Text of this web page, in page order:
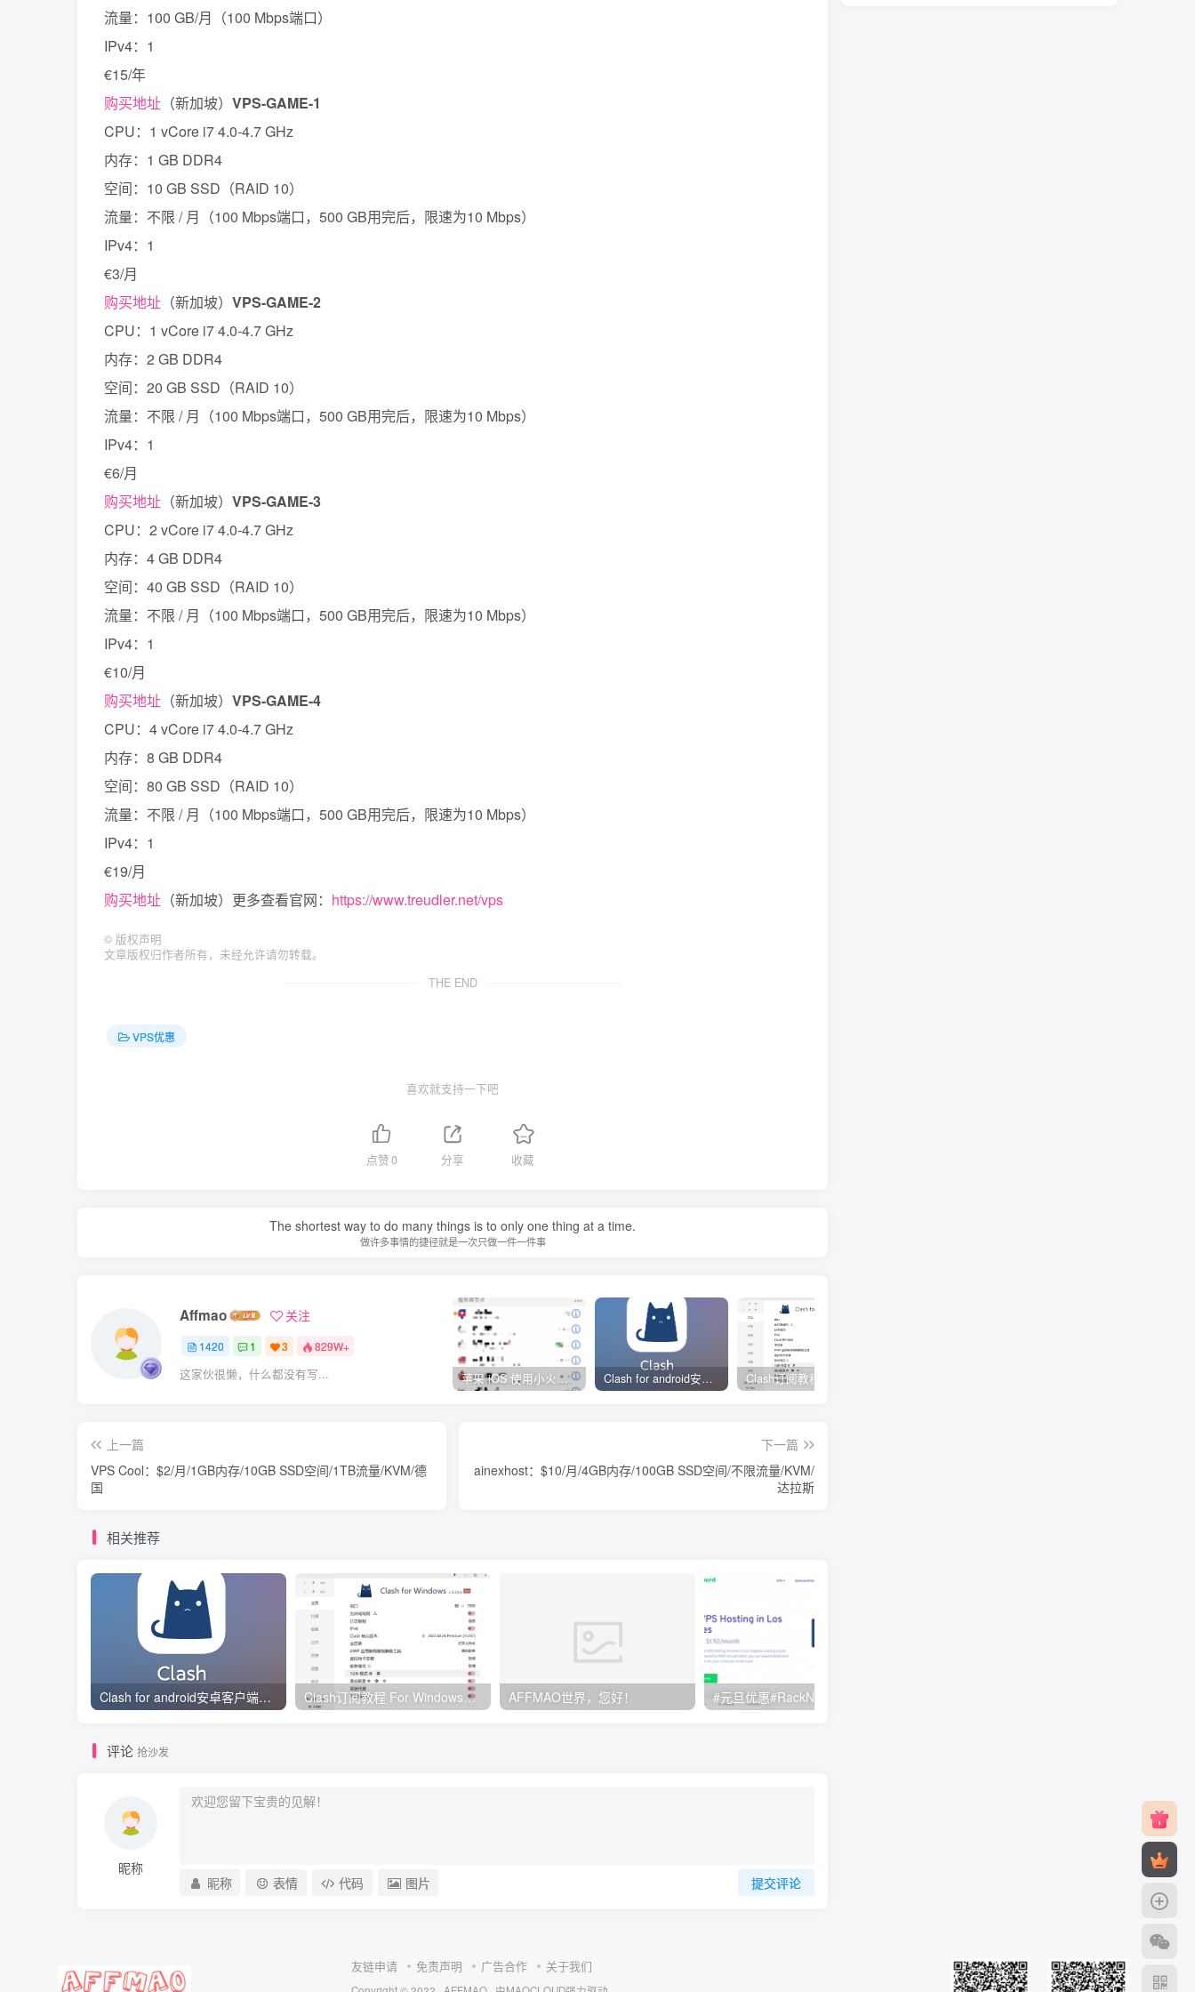
流量：100 GB/月（100 Mbps端口）
IPv4：1
€15/年
购买地址 （新加坡） VPS-GAME-1
CPU：1 vCore i7 4.0-4.7 GHz
内存：1 GB DDR4
空间：10 GB SSD（RAID 10）
流量：不限 / 月（100 Mbps端口，500 GB用完后，限速为10 Mbps）
IPv4：1
€3/月
购买地址 （新加坡） VPS-GAME-2
CPU：1 vCore i7 4.0-4.7 GHz
内存：2 GB DDR4
空间：20 GB SSD（RAID 10）
流量：不限 / 月（100 Mbps端口，500 GB用完后，限速为10 Mbps）
IPv4：1
€6/月
购买地址 （新加坡） VPS-GAME-3
CPU：2 vCore i7 4.0-4.7 GHz
内存：4 GB DDR4
空间：40 GB SSD（RAID 10）
流量：不限 / 月（100 Mbps端口，500 GB用完后，限速为10 Mbps）
IPv4：1
€10/月
购买地址 （新加坡） VPS-GAME-4
CPU：4 vCore i7 4.0-4.7 GHz
内存：8 GB DDR4
空间：80 GB SSD（RAID 10）
流量：不限 / 月（100 Mbps端口，500 GB用完后，限速为10 Mbps）
IPv4：1
€19/月
购买地址 （新加坡）更多查看官网： https://www.treudler.net/vps
© 版权声明
文章版权归作者所有，未经允许请勿转载。
THE END
VPS优惠
喜欢就支持一下吧
点赞0 分享 收藏
The shortest way to do many things is to only one thing at a time.
做许多事情的捷径就是一次只做一件一件事
Affmao 关注
1420 1 3 829W+
这家伙很懒，什么都没有写... 苹果 iOS 使用小火箭(shadowrocket)新手教程 Clash for android安卓客户端保姆级新手使用教程
上一篇
VPS Cool：$2/月/1GB内存/10GB SSD空间/1TB流量/KVM/德
国
下一篇
ainexhost：$10/月/4GB内存/100GB SSD空间/不限流量/KVM/
达拉斯
相关推荐
Clash for android安卓客户端保姆级新手使用教程 Clash订阅教程 For Windows中文使用图文教程 AFFMAO世界，您好！
评论 抢沙发
昵称
提交评论
昵称 表情 代码 图片
友链申请 免责声明 广告合作 关于我们